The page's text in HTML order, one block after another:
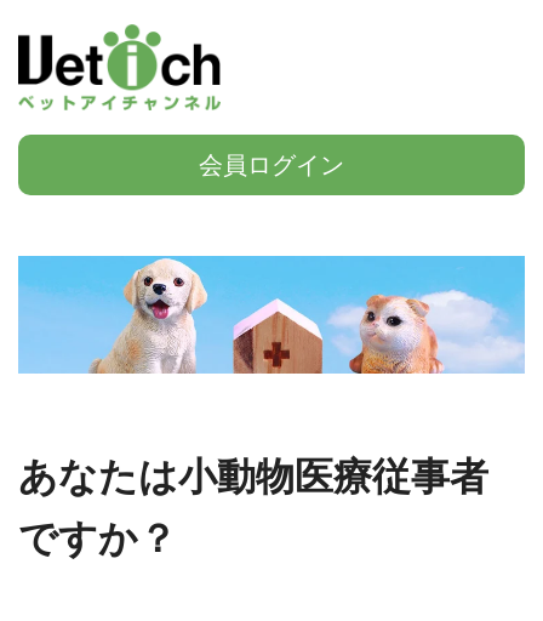
会員ログイン
あなたは小動物医療従事者
ですか？